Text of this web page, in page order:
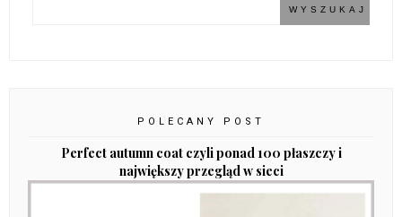
POLECANY POST
Perfect autumn coat czyli ponad 100 płaszczy i
największy przegląd w sieci